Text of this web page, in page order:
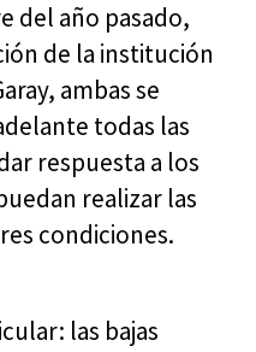
del año pasado,
de la institución
ambas se
todas las
respuesta a los
realizar las
condiciones.
las bajas